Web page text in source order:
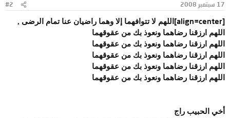
17 سبتمبر 2008 #2
[align=center]
اللهم لا تتوافهما إلا وهما راضيان عنا تمام الرضى ,
اللهم ارزقنا رضاهما ونعوذ بك من عقوقهما
اللهم ارزقنا رضاهما ونعوذ بك من عقوقهما
اللهم ارزقنا رضاهما ونعوذ بك من عقوقهما
اللهم ارزقنا رضاهما ونعوذ بك من عقوقهما
اللهم ارزقنا رضاهما ونعوذ بك من عقوقهما
أخي الحبيب راج